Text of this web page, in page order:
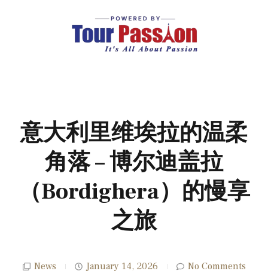
意大利里维埃拉的温柔
角落 – 博尔迪盖拉
（Bordighera）的慢享
之旅
News January 14, 2026 No Comments